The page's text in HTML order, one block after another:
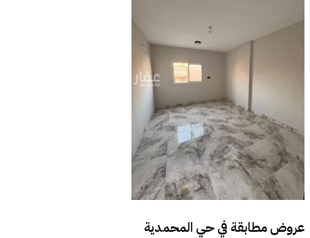
عروض مطابقة فيحي المحمدية